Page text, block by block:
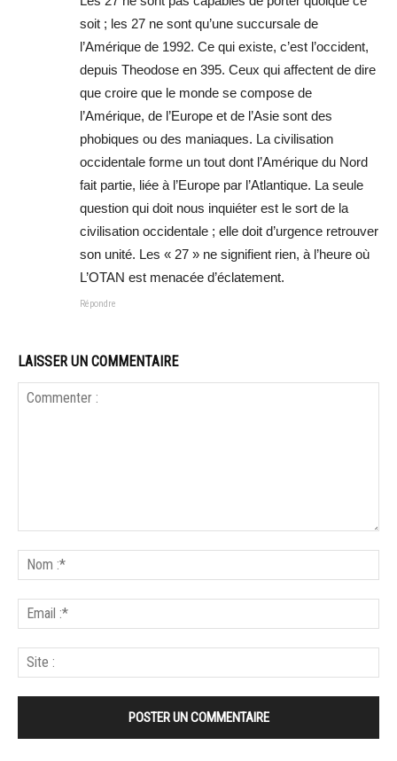
soit ; les 27 ne sont qu’une succursale de
l’Amérique de 1992. Ce qui existe, c’est l’occident,
depuis Theodose en 395. Ceux qui affectent de dire
que croire que le monde se compose de
l’Amérique, de l’Europe et de l’Asie sont des
phobiques ou des maniaques. La civilisation
occidentale forme un tout dont l’Amérique du Nord
fait partie, liée à l’Europe par l’Atlantique. La seule
question qui doit nous inquiéter est le sort de la
civilisation occidentale ; elle doit d’urgence retrouver
son unité. Les « 27 » ne signifient rien, à l’heure où
L’OTAN est menacée d’éclatement.
Répondre
LAISSER UN COMMENTAIRE